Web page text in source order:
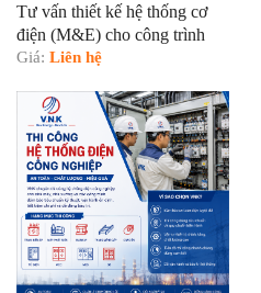
Tư vấn thiết kế hệ thống cơ
điện (M&E) cho công trình
Giá: Liên hệ